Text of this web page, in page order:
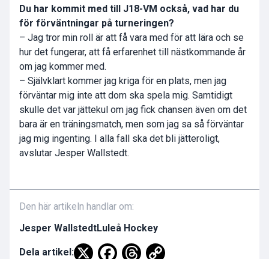
Du har kommit med till J18-VM också, vad har du
för förväntningar på turneringen?
– Jag tror min roll är att få vara med för att lära och se
hur det fungerar, att få erfarenhet till nästkommande år
om jag kommer med.
– Självklart kommer jag kriga för en plats, men jag
förväntar mig inte att dom ska spela mig. Samtidigt
skulle det var jättekul om jag fick chansen även om det
bara är en träningsmatch, men som jag sa så förväntar
jag mig ingenting. I alla fall ska det bli jätteroligt,
avslutar Jesper Wallstedt.
Den här artikeln handlar om:
Jesper WallstedtLuleå Hockey
Dela artikel: